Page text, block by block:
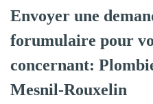
Envoyer une
forumulaire pour
concernant:
Mesnil-Rouxelin